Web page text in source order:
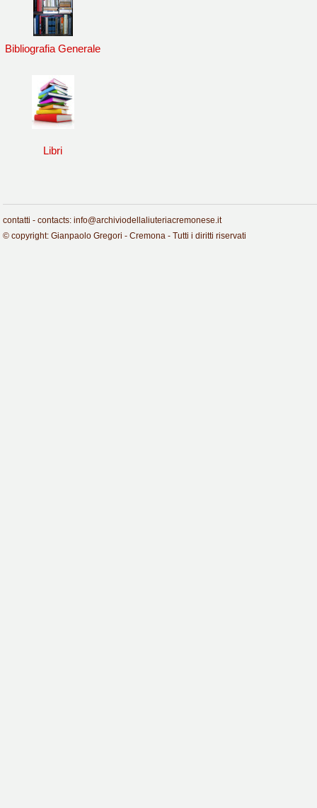
Bibliografia Generale
Libri
contatti - contacts: info@archiviodellaliuteriacremonese.it
© copyright: Gianpaolo Gregori - Cremona - Tutti i diritti riservati